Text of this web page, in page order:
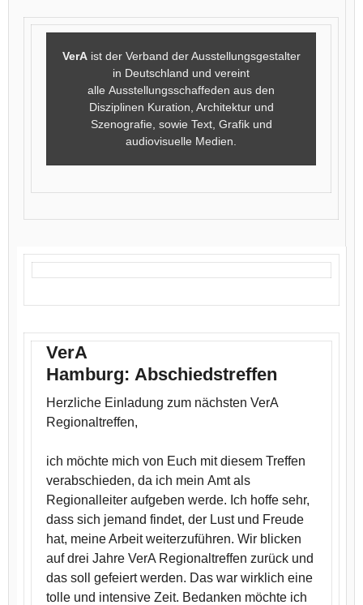
VerA ist der Verband der Ausstellungsgestalter
in Deutschland und vereint
alle Ausstellungsschaffeden aus den
Disziplinen Kuration, Architektur und
Szenografie, sowie Text, Grafik und
audiovisuelle Medien.
VerA
Hamburg: Abschiedstreffen
Herzliche Einladung zum nächsten VerA
Regionaltreffen,
ich möchte mich von Euch mit diesem Treffen
verabschieden, da ich mein Amt als
Regionalleiter aufgeben werde. Ich hoffe sehr,
dass sich jemand findet, der Lust und Freude
hat, meine Arbeit weiterzuführen. Wir blicken
auf drei Jahre VerA Regionaltreffen zurück und
das soll gefeiert werden. Das war wirklich eine
tolle und intensive Zeit. Bedanken möchte ich